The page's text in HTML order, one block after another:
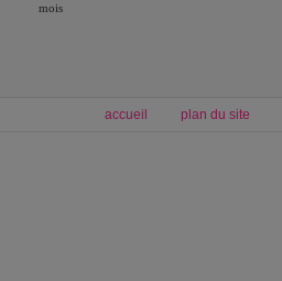
mois
accueil plan du site